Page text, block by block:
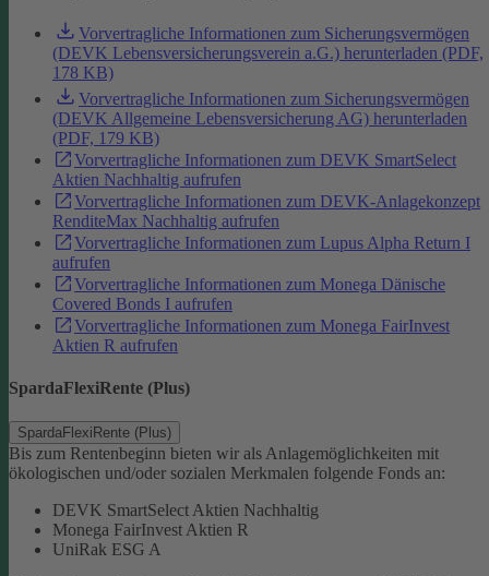
Vorvertragliche Informationen zum Sicherungsvermögen
(DEVK Lebensversicherungsverein a.G.) herunterladen (PDF,
178 KB)
Vorvertragliche Informationen zum Sicherungsvermögen
(DEVK Allgemeine Lebensversicherung AG) herunterladen
(PDF, 179 KB)
Vorvertragliche Informationen zum DEVK SmartSelect
Aktien Nachhaltig aufrufen
Vorvertragliche Informationen zum DEVK-Anlagekonzept
RenditeMax Nachhaltig aufrufen
Vorvertragliche Informationen zum Lupus Alpha Return I
aufrufen
Vorvertragliche Informationen zum Monega Dänische
Covered Bonds I aufrufen
Vorvertragliche Informationen zum Monega FairInvest
Aktien R aufrufen
SpardaFlexiRente (Plus)
SpardaFlexiRente (Plus)
Bis zum Rentenbeginn bieten wir als Anlagemöglichkeiten mit
ökologischen und/oder sozialen Merkmalen folgende Fonds an:
DEVK SmartSelect Aktien Nachhaltig
Monega FairInvest Aktien R
UniRak ESG A